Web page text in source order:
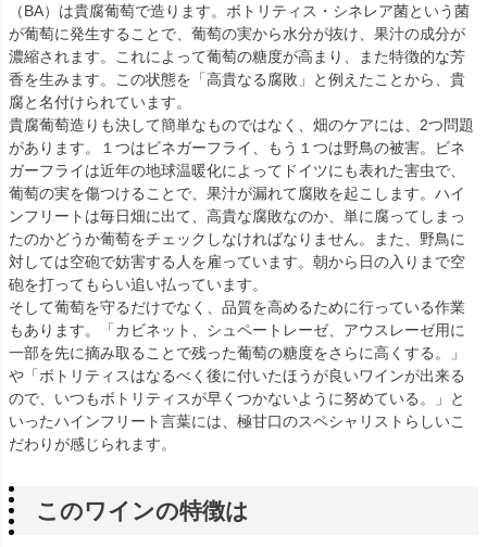
（BA）は貴腐葡萄で造ります。ボトリティス・シネレア菌という菌
が葡萄に発生することで、葡萄の実から水分が抜け、果汁の成分が
濃縮されます。これによって葡萄の糖度が高まり、また特徴的な芳
香を生みます。この状態を「高貴なる腐敗」と例えたことから、貴
腐と名付けられています。
貴腐葡萄造りも決して簡単なものではなく、畑のケアには、2つ問題
があります。１つはビネガーフライ、もう１つは野鳥の被害。ビネ
ガーフライは近年の地球温暖化によってドイツにも表れた害虫で、
葡萄の実を傷つけることで、果汁が漏れて腐敗を起こします。ハイ
ンフリートは毎日畑に出て、高貴な腐敗なのか、単に腐ってしまっ
たのかどうか葡萄をチェックしなければなりません。また、野鳥に
対しては空砲で妨害する人を雇っています。朝から日の入りまで空
砲を打ってもらい追い払っています。
そして葡萄を守るだけでなく、品質を高めるために行っている作業
もあります。「カビネット、シュペートレーゼ、アウスレーゼ用に
一部を先に摘み取ることで残った葡萄の糖度をさらに高くする。」
や「ボトリティスはなるべく後に付いたほうが良いワインが出来る
ので、いつもボトリティスが早くつかないように努めている。」と
いったハインフリート言葉には、極甘口のスペシャリストらしいこ
だわりが感じられます。
このワインの特徴は